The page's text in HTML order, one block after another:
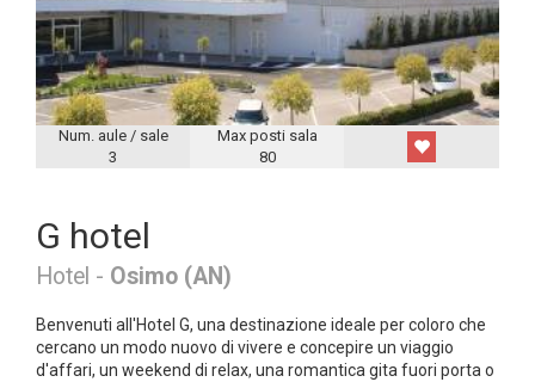
Num. aule / sale
3
Max posti sala
80
G hotel
Hotel - Osimo (AN)
Benvenuti all'Hotel G, una destinazione ideale per coloro che
cercano un modo nuovo di vivere e concepire un viaggio
d'affari, un weekend di relax, una romantica gita fuori porta o